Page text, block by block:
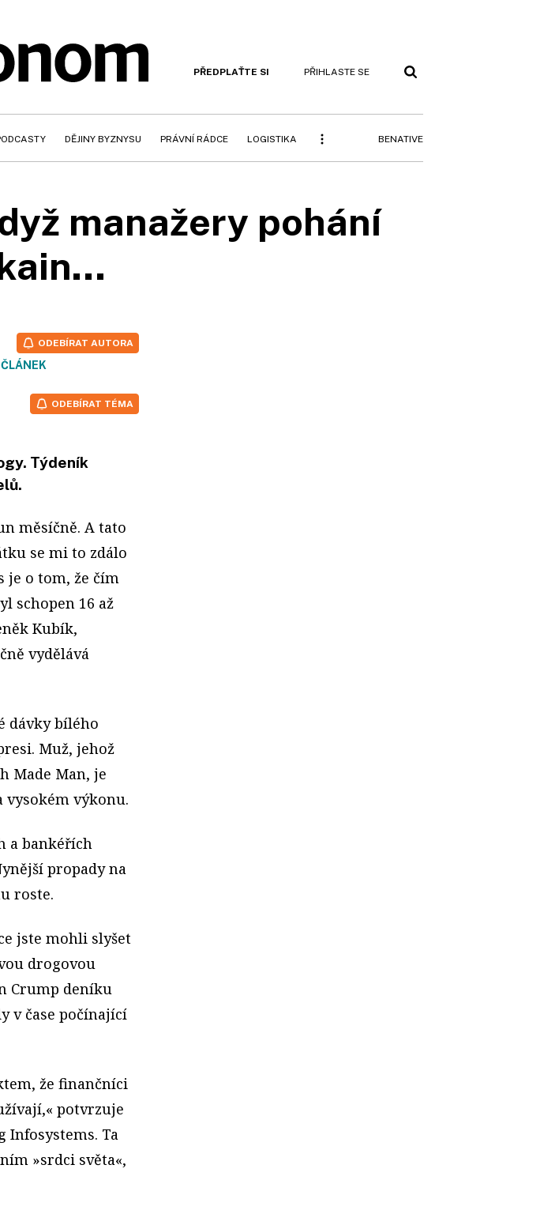
PŘEDPLAŤTE SI PŘIHLASTE SE
DĚJINY BYZNYSU PRÁVNÍ RÁDCE LOGISTIKA BENATIVE
manažery pohání
ODEBÍRAT AUTORA
ODEBÍRAT TÉMA
Týdeník
měsíčně. A tato
se mi to zdálo
je o tom, že čím
schopen 16 až
Kubík,
vydělává
dávky bílého
Muž, jehož
Made Man, je
vysokém výkonu.
a bankéřích
propady na
roste.
jste mohli slyšet
drogovou
Crump deníku
v čase počínající
že finančníci
potvrzuje
Infosystems. Ta
»srdci světa«,